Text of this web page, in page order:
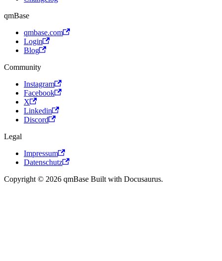
qmBase
qmbase.com
Login
Blog
Community
Instagram
Facebook
X
Linkedin
Discord
Legal
Impressum
Datenschutz
Copyright © 2026 qmBase Built with Docusaurus.